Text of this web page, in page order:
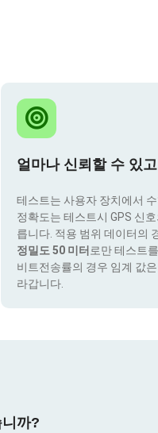
얼마나 신뢰할 수 있
테스트는 사용자 장치에서
정확도는 테스트시 GPS 신
릅니다. 적용 범위 데이터의
정밀도 50 미터 로만 테스트
비트전송률의 경우 임계 값
라갑니다.
까?